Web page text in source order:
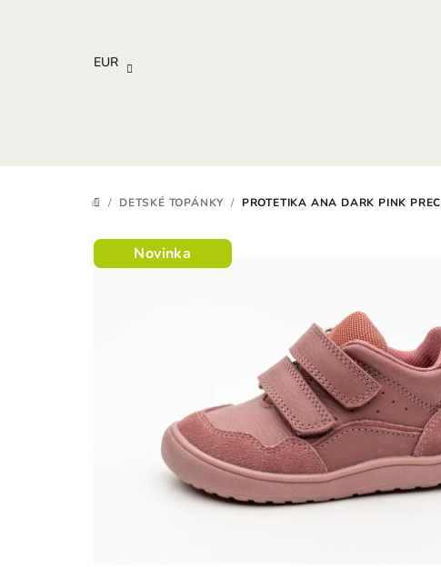
EUR
DOMOV
/ DETSKÉ TOPÁNKY / PROTETIKA ANA DARK PINK
Novinka